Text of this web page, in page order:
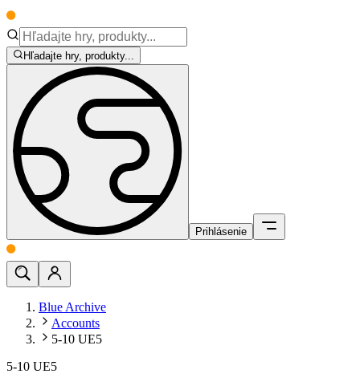
Hľadajte hry, produkty...
Prihlásenie
Blue Archive
Accounts
5-10 UE5
5-10 UE5